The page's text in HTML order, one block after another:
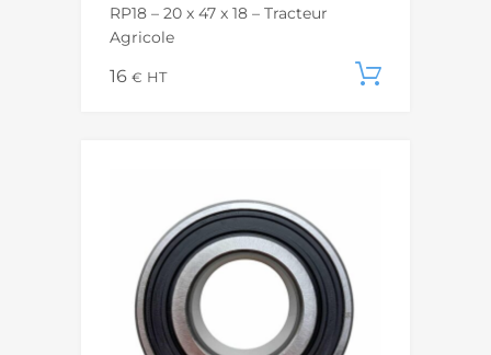
RP18 – 20 x 47 x 18 – Tracteur
Agricole
16 € HT